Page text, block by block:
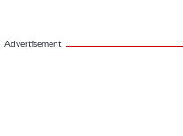
Advertisement